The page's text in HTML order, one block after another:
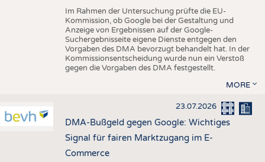
Im Rahmen der Untersuchung prüfte die EU-
Kommission, ob Google bei der Gestaltung und
Anzeige von Ergebnissen auf der Google-
Suchergebnisseite eigene Dienste entgegen den
Vorgaben des DMA bevorzugt behandelt hat. In der
Kommissionsentscheidung wurde nun ein Verstoß
gegen die Vorgaben des DMA festgestellt.
MORE
23.07.2026
DMA-Bußgeld gegen Google: Wichtiges
Signal für fairen Marktzugang im E-
Commerce